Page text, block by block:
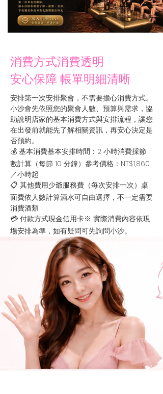
消費方式消費透明
安心保障 帳單明細清晰
安排第一次安排聚會，不需要擔心消費方式。
小沙會先依照您的聚會人數、預算與需求，協
助說明店家的基本消費方式與安排流程，讓您
在出發前就能先了解相關資訊，再安心決定是
否預約。
💰 基本消費基本安排時間：2 小時消費採節
數計算（每節 10 分鐘）參考價格：NT$1,860
／小時起
📋 其他費用少爺服務費（每次安排一次）桌
面費依人數計算酒水可自由選擇，不一定需要
消費酒類
💳 付款方式現金信用卡※ 實際消費內容依現
場安排為準，如有疑問可先詢問小沙。